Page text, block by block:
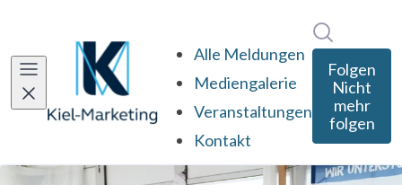
Alle Meldungen
Mediengalerie
Veranstaltungen
Kontakt
Folgen
Nicht
mehr
folgen